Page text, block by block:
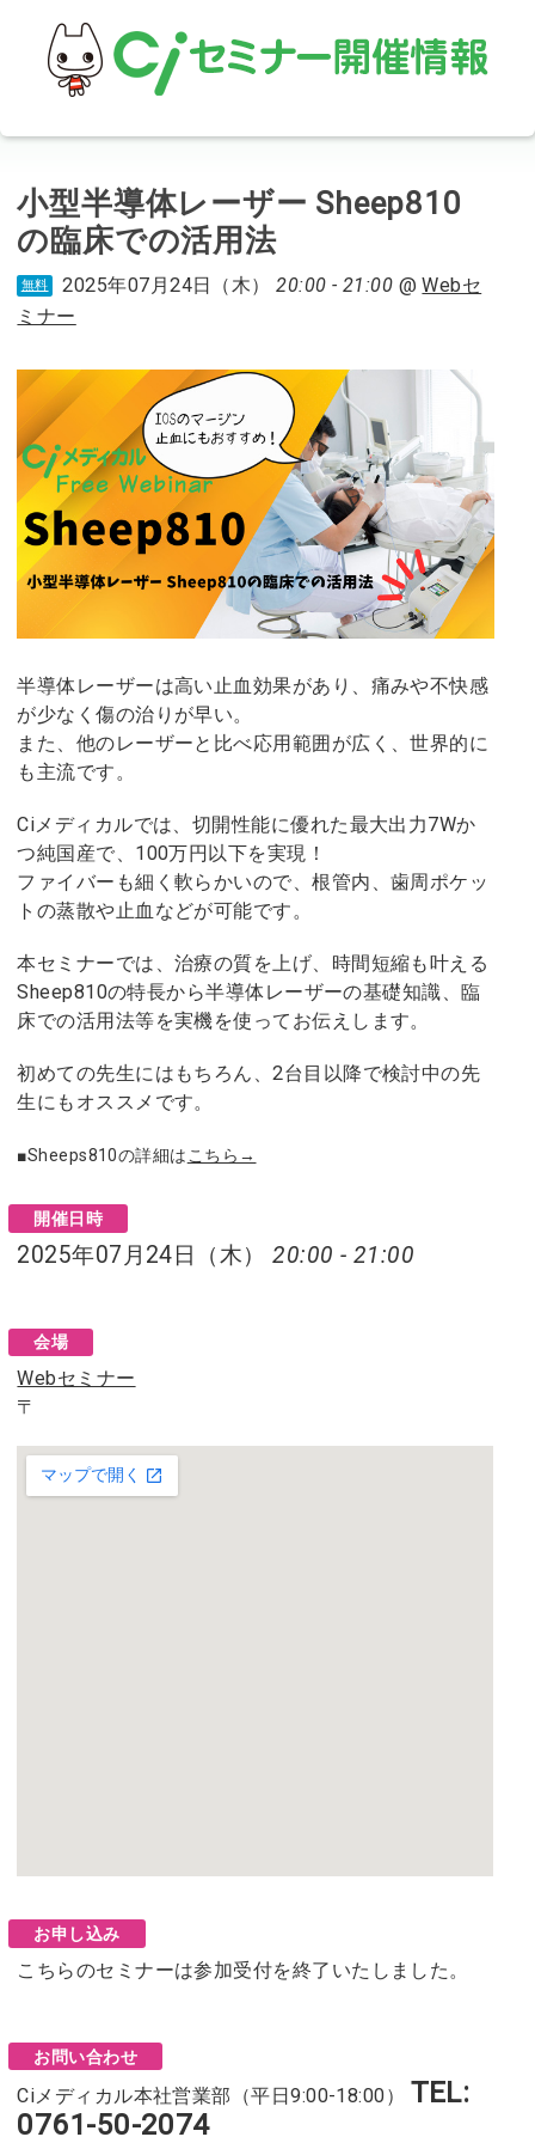
小型半導体レーザー Sheep810
の臨床での活用法
無料 2025年07月24日（木）20:00 - 21:00 @Webセ
ミナー
半導体レーザーは高い止血効果があり、痛みや不快感
が少なく傷の治りが早い。
また、他のレーザーと比べ応用範囲が広く、世界的に
も主流です。
Ciメディカルでは、切開性能に優れた最大出力7Wか
つ純国産で、100万円以下を実現！
ファイバーも細く軟らかいので、根管内、歯周ポケッ
トの蒸散や止血などが可能です。
本セミナーでは、治療の質を上げ、時間短縮も叶える
Sheep810の特長から半導体レーザーの基礎知識、臨
床での活用法等を実機を使ってお伝えします。
初めての先生にはもちろん、2台目以降で検討中の先
生にもオススメです。
■Sheeps810の詳細は こちら→
開催日時
2025年07月24日（木）20:00 - 21:00
会場
Webセミナー
〒
お申し込み
こちらのセミナーは参加受付を終了いたしました。
お問い合わせ
Ciメディカル本社営業部（平日9:00-18:00） TEL:
0761-50-2074